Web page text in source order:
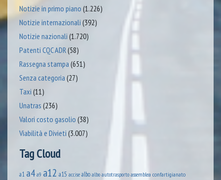
Notizie in primo piano (1.226)
Notizie internazionali (392)
Notizie nazionali (1.720)
Patenti CQC ADR (58)
Rassegna stampa (651)
Senza categoria (27)
Taxi (11)
Unatras (236)
Valori costo gasolio (38)
Viabilità e Divieti (3.007)
Tag Cloud
a1 a4 a9 a12 a15 accise albo albo autotrasporto assemblea confartigianato